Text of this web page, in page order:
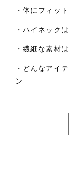
・体にフィッ
・ハイネック
・繊細な素材
・どんなアイ
ン